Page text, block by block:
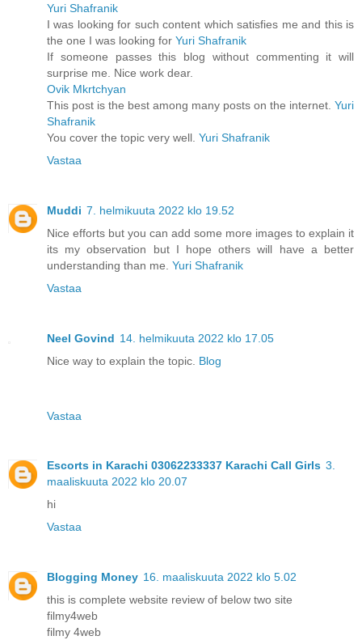
Yuri Shafranik
I was looking for such content which satisfies me and this is
the one I was looking for Yuri Shafranik
If someone passes this blog without commenting it will
surprise me. Nice work dear.
Ovik Mkrtchyan
This post is the best among many posts on the internet. Yuri
Shafranik
You cover the topic very well. Yuri Shafranik
Vastaa
Muddi 7. helmikuuta 2022 klo 19.52
Nice efforts but you can add some more images to explain it
its my observation but I hope others will have a better
understanding than me. Yuri Shafranik
Vastaa
Neel Govind 14. helmikuuta 2022 klo 17.05
Nice way to explain the topic. Blog
Vastaa
Escorts in Karachi 03062233337 Karachi Call Girls 3.
maaliskuuta 2022 klo 20.07
hi
Vastaa
Blogging Money 16. maaliskuuta 2022 klo 5.02
this is complete website review of below two site
filmy4web
filmy 4web